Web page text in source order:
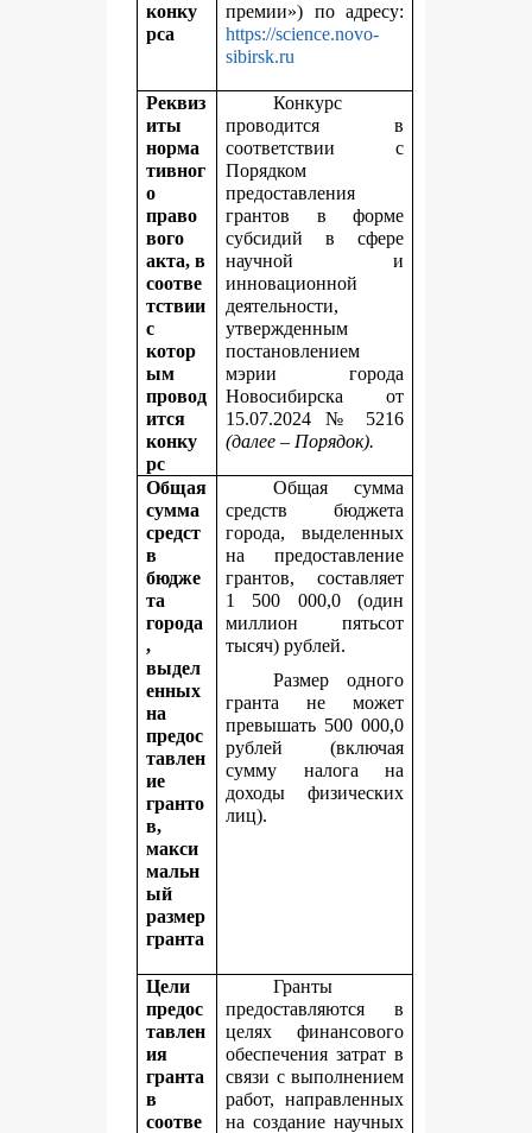
конку
рса
премии») по адресу:
https://science.novo-
sibirsk.ru
Реквиз
иты
норма
тивног
о
право
вого
акта, в
соотве
тствии
с
котор
ым
провод
ится
конку
рс
Конкурс
проводится в
соответствии с
Порядком
предоставления
грантов в форме
субсидий в сфере
научной и
инновационной
деятельности,
утвержденным
постановлением
мэрии города
Новосибирска от
15.07.2024 № 5216
(далее – Порядок).
Общая
сумма
средст
в
бюдже
та
города
,
выдел
енных
на
предос
тавлен
ие
гранто
в,
макси
мальн
ый
размер
гранта
Общая сумма
средств бюджета
города, выделенных
на предоставление
грантов, составляет
1 500 000,0 (один
миллион пятьсот
тысяч) рублей.
Размер одного
гранта не может
превышать 500 000,0
рублей (включая
сумму налога на
доходы физических
лиц).
Цели
предос
тавлен
ия
гранта
в
соотве
Гранты
предоставляются в
целях финансового
обеспечения затрат в
связи с выполнением
работ, направленных
на создание научных